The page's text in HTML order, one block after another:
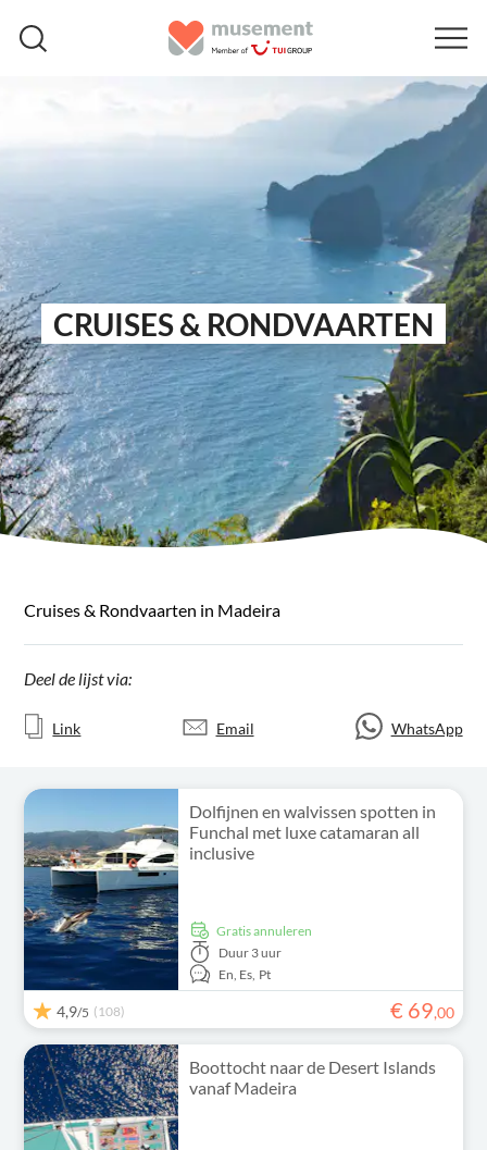
CRUISES & RONDVAARTEN
Cruises & Rondvaarten in Madeira
Deel de lijst via:
Link Email WhatsApp
Dolfijnen en walvissen spotten in
Funchal met luxe catamaran all
inclusive
Gratis annuleren
Duur 3 uur
En, Es, Pt
4,9/5 (108) € 69,00
Boottocht naar de Desert Islands
vanaf Madeira